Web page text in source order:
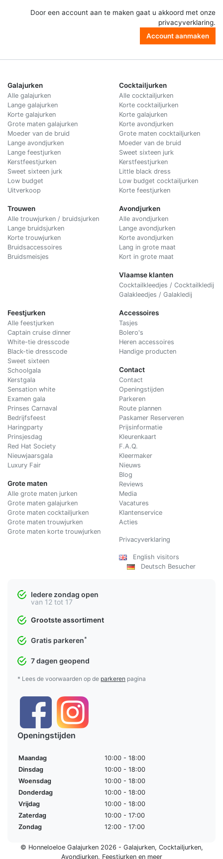
Door een account aan te maken gaat u akkoord met onze
privacyverklaring.
Account aanmaken
Galajurken
Alle galajurken
Lange galajurken
Korte galajurken
Grote maten galajurken
Moeder van de bruid
Lange avondjurken
Lange feestjurken
Kerstfeestjurken
Sweet sixteen jurk
Low budget
Uitverkoop
Trouwen
Alle trouwjurken / bruidsjurken
Lange bruidsjurken
Korte trouwjurken
Bruidsaccessoires
Bruidsmeisjes
Cocktailjurken
Alle cocktailjurken
Korte cocktailjurken
Korte galajurken
Korte avondjurken
Grote maten cocktailjurken
Moeder van de bruid
Sweet sixteen jurk
Kerstfeestjurken
Little black dress
Low budget cocktailjurken
Korte feestjurken
Avondjurken
Alle avondjurken
Lange avondjurken
Korte avondjurken
Lang in grote maat
Kort in grote maat
Vlaamse klanten
Cocktailkleedjes / Cocktailkledij
Galakleedjes / Galakledij
Feestjurken
Alle feestjurken
Captain cruise dinner
White-tie dresscode
Black-tie dresscode
Sweet sixteen
Schoolgala
Kerstgala
Sensation white
Examen gala
Prinses Carnaval
Bedrijfsfeest
Haringparty
Prinsjesdag
Red Hat Society
Nieuwjaarsgala
Luxury Fair
Grote maten
Alle grote maten jurken
Grote maten galajurken
Grote maten cocktailjurken
Grote maten trouwjurken
Grote maten korte trouwjurken
Accessoires
Tasjes
Bolero's
Heren accessoires
Handige producten
Contact
Contact
Openingstijden
Parkeren
Route plannen
Paskamer Reserveren
Prijsinformatie
Kleurenkaart
F.A.Q.
Kleermaker
Nieuws
Blog
Reviews
Media
Vacatures
Klantenservice
Acties
Privacyverklaring
English visitors
Deutsch Besucher
Iedere zondag open
van 12 tot 17
Grootste assortiment
Gratis parkeren*
7 dagen geopend
* Lees de voorwaarden op de parkeren pagina
Openingstijden
Maandag
10:00 - 18:00
Dinsdag
10:00 - 18:00
Woensdag
10:00 - 18:00
Donderdag
10:00 - 18:00
Vrijdag
10:00 - 18:00
Zaterdag
10:00 - 17:00
Zondag
12:00 - 17:00
© Honneloeloe Galajurken 2026 - Galajurken, Cocktailjurken,
Avondjurken, Feestjurkenen meer